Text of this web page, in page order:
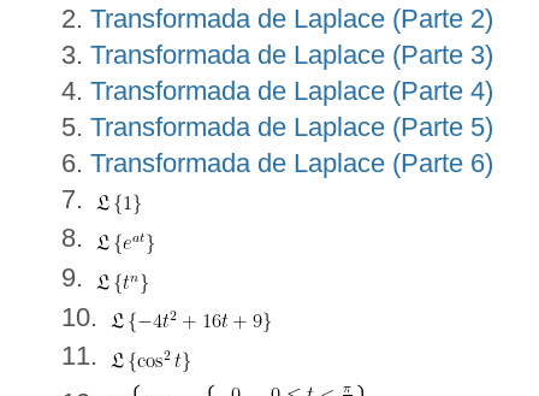
Transformada de Laplace (Parte 2)
Transformada de Laplace (Parte 3)
Transformada de Laplace (Parte 4)
Transformada de Laplace (Parte 5)
Transformada de Laplace (Parte 6)